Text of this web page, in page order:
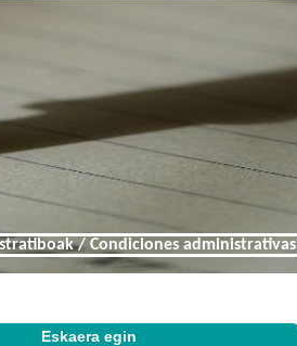
/ Condiciones administrativas
Eskaera egin